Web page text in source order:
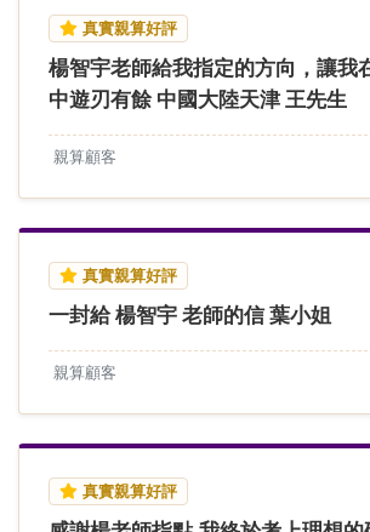
真實親算好評
楊智宇老師給我指定的方向，讓我
中遊刃有餘 中國大陸天津 王先生
親算顧客
真實親算好評
一封給 楊智宇 老師的信 葉小姐
親算顧客
真實親算好評